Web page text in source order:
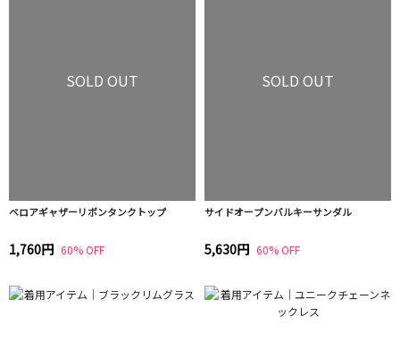
SOLD OUT
ベロアギャザーリボンタンクトップ
1,760円 60% OFF
SOLD OUT
サイドオープンバルキーサンダル
5,630円 60% OFF